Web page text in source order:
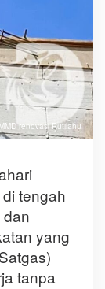
renovasi Rutilahu
tengah
yang
tanpa